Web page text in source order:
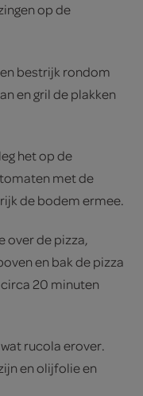
op de
bestrijk rondom
en gril de plakken
het op de
met de
de bodem ermee.
over de pizza,
en bak de pizza
20 minuten
rucola erover.
en olijfolie en